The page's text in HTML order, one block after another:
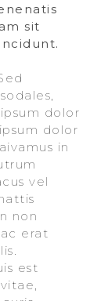
sit
dolor
dolor
in
vel
non
erat
est